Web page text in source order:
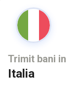
Trimit bani in
Italia